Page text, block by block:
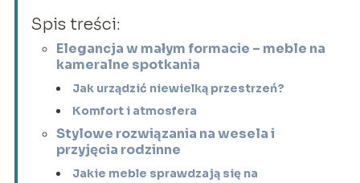
Spis treści:
Elegancja w małym formacie – meble na
kameralne spotkania
Jak urządzić niewielką przestrzeń?
Komfort i atmosfera
Stylowe rozwiązania na wesela i
przyjęcia rodzinne
Jakie meble sprawdzają się na